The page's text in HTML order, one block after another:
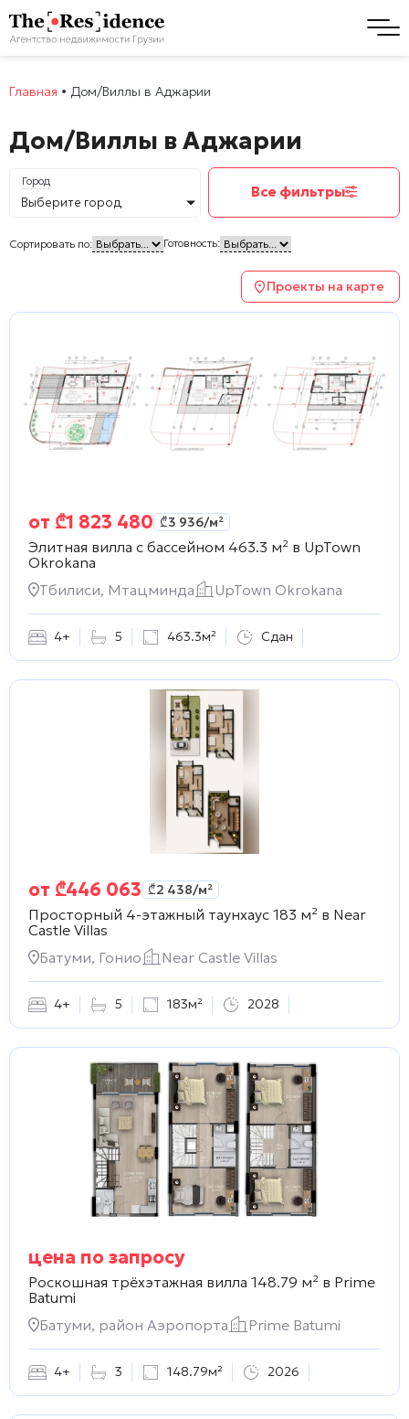
Главная • Дом/Виллы в Аджарии
Дом/Виллы в Аджарии
Город
Выберите город
Все фильтры
Сортировать по: Готовность:
Проекты на карте
от ₾1 823 480 ₾3 936/м²
Элитная вилла с бассейном 463.3 м² в UpTown
Okrokana
Тбилиси, Мтацминда
UpTown Okrokana
4+ 5 463.3м² Сдан
от ₾446 063 ₾2 438/м²
Просторный 4-этажный таунхаус 183 м² в Near
Castle Villas
Батуми, Гонио
Near Castle Villas
4+ 5 183м² 2028
цена по запросу
Роскошная трёхэтажная вилла 148.79 м² в Prime
Batumi
Батуми, район Аэропорта
Prime Batumi
4+ 3 148.79м² 2026